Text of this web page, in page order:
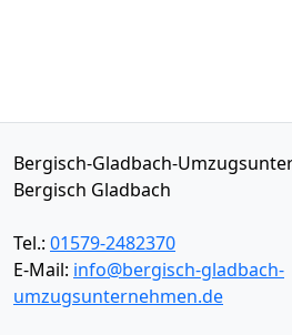
Bergisch-Gladbach-
Bergisch Gladbach
Tel.: 01579-2482370
E-Mail: info@bergisch-gladbach-
umzugsunternehmen.de